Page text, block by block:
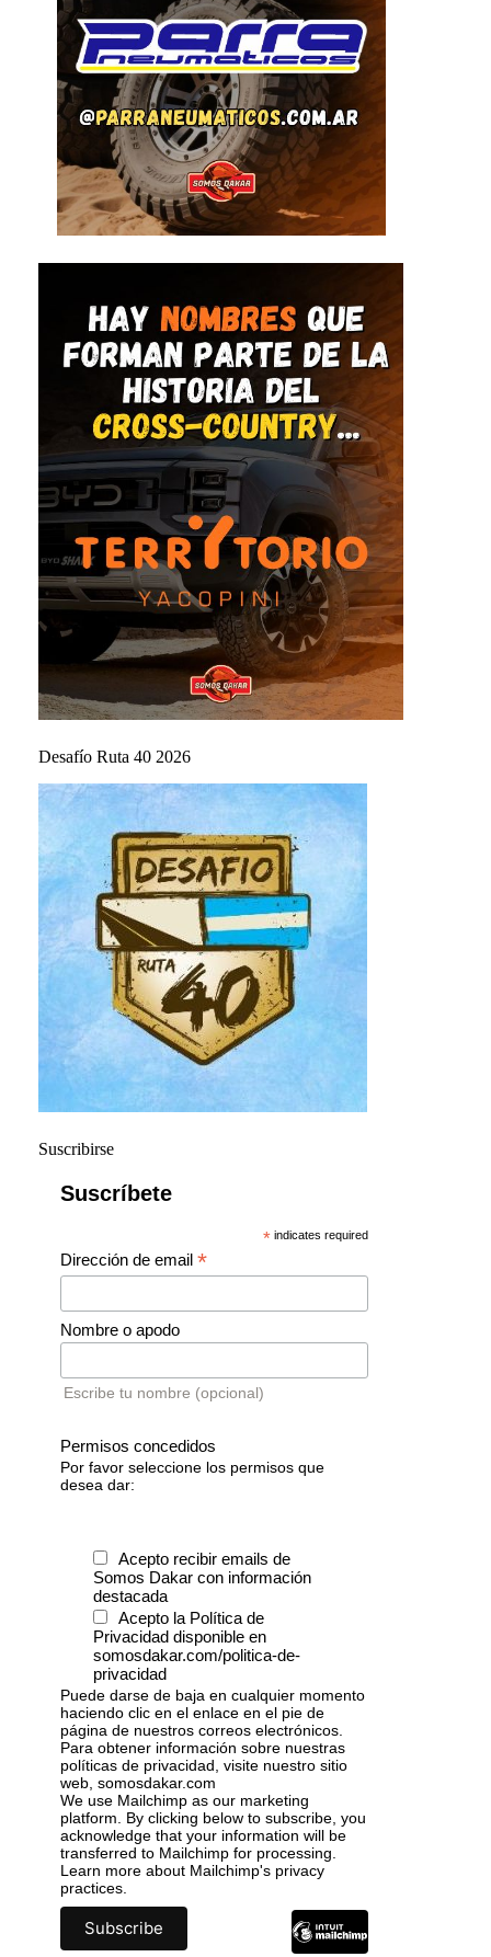
Desafío Ruta 40 2026
Suscribirse
Suscríbete
* indicates required
Dirección de email *
Nombre o apodo
Escribe tu nombre (opcional)
Permisos concedidos
Por favor seleccione los permisos que
desea dar:
Acepto recibir emails de
Somos Dakar con información
destacada
Acepto la Política de
Privacidad disponible en
somosdakar.com/politica-de-
privacidad
Puede darse de baja en cualquier momento
haciendo clic en el enlace en el pie de
página de nuestros correos electrónicos.
Para obtener información sobre nuestras
políticas de privacidad, visite nuestro sitio
web, somosdakar.com
We use Mailchimp as our marketing
platform. By clicking below to subscribe, you
acknowledge that your information will be
transferred to Mailchimp for processing.
Learn more about Mailchimp's privacy
practices.